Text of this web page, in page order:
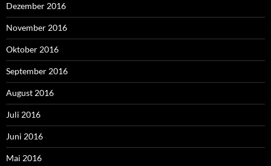
Dezember 2016
November 2016
Oktober 2016
September 2016
August 2016
Juli 2016
Juni 2016
Mai 2016